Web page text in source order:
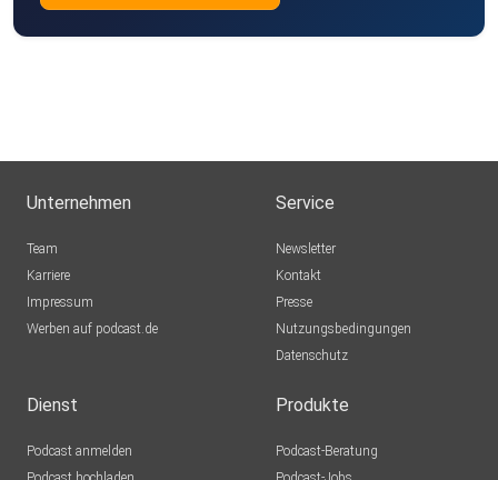
Unternehmen
Team
Karriere
Impressum
Werben auf podcast.de
Service
Newsletter
Kontakt
Presse
Nutzungsbedingungen
Datenschutz
Dienst
Podcast anmelden
Produkte
Podcast-Beratung